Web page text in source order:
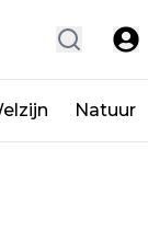
Natuur